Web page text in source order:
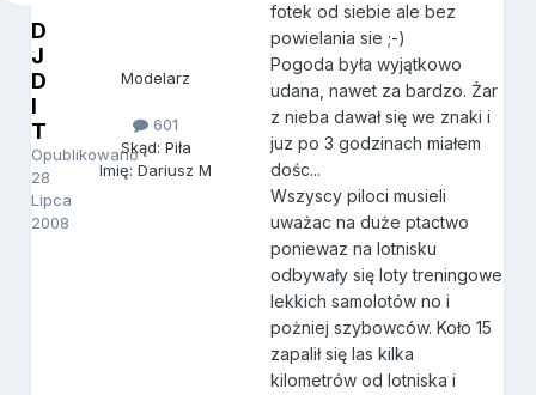
D
J
D
I
T
Opublikowano
28
Lipca
2008
Modelarz
601
Skąd: Piła
Imię: Dariusz M
fotek od siebie ale bez
powielania sie ;-)
Pogoda była wyjątkowo
udana, nawet za bardzo. Żar
z nieba dawał się we znaki i
juz po 3 godzinach miałem
dośc...
Wszyscy piloci musieli
uważac na duże ptactwo
poniewaz na lotnisku
odbywały się loty treningowe
lekkich samolotów no i
pożniej szybowców. Koło 15
zapalił się las kilka
kilometrów od lotniska i